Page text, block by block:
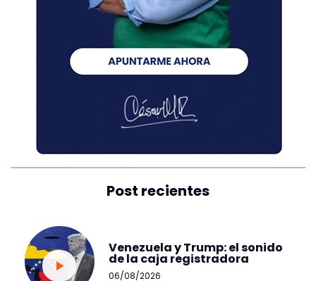
Post recientes
Venezuela y Trump: el sonido
de la caja registradora
06/08/2026